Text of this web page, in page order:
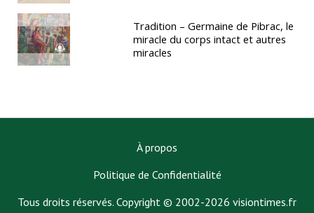
Tradition – Germaine de Pibrac, le
miracle du corps intact et autres
miracles
À propos
Tous droits réservés. Copyright © 2002-2026 visiontimes.fr
Politique de Confidentialité